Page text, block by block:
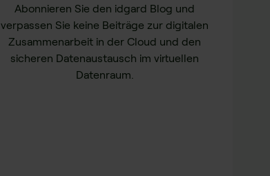
Abonnieren Sie den idgard Blog und
verpassen Sie keine Beiträge zur digitalen
Zusammenarbeit in der Cloud und den
sicheren Datenaustausch im virtuellen
Datenraum.